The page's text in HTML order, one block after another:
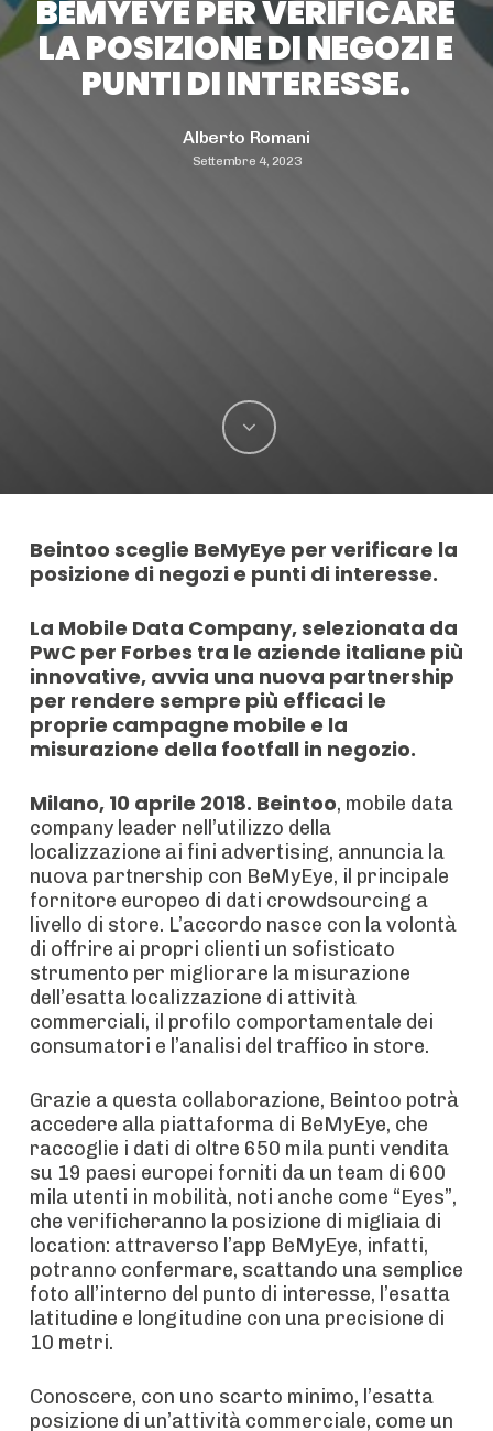
BEMYEYE PER VERIFICARE
LA POSIZIONE DI NEGOZI E
PUNTI DI INTERESSE.
Alberto Romani
Settembre 4, 2023
Beintoo sceglie BeMyEye per verificare la
posizione di negozi e punti di interesse.
La Mobile Data Company, selezionata da
PwC per Forbes tra le aziende italiane più
innovative, avvia una nuova partnership
per rendere sempre più efficaci le
proprie campagne mobile e la
misurazione della footfall in negozio.
Milano, 10 aprile 2018. Beintoo, mobile data
company leader nell’utilizzo della
localizzazione ai fini advertising, annuncia la
nuova partnership con BeMyEye, il principale
fornitore europeo di dati crowdsourcing a
livello di store. L’accordo nasce con la volontà
di offrire ai propri clienti un sofisticato
strumento per migliorare la misurazione
dell’esatta localizzazione di attività
commerciali, il profilo comportamentale dei
consumatori e l’analisi del traffico in store.
Grazie a questa collaborazione, Beintoo potrà
accedere alla piattaforma di BeMyEye, che
raccoglie i dati di oltre 650 mila punti vendita
su 19 paesi europei forniti da un team di 600
mila utenti in mobilità, noti anche come “Eyes”,
che verificheranno la posizione di migliaia di
location: attraverso l’app BeMyEye, infatti,
potranno confermare, scattando una semplice
foto all’interno del punto di interesse, l’esatta
latitudine e longitudine con una precisione di
10 metri.
Conoscere, con uno scarto minimo, l’esatta
posizione di un’attività commerciale, come un